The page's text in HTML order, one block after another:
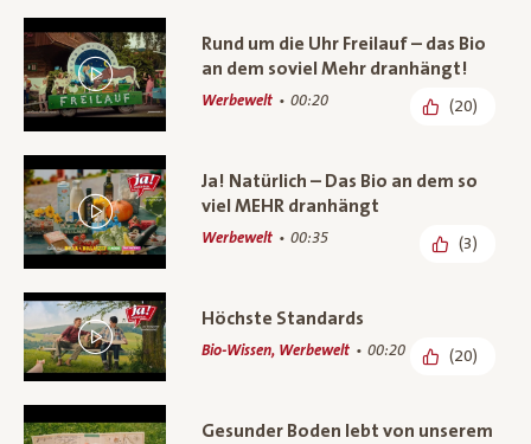
Rund um die Uhr Freilauf – das Bio
an dem soviel Mehr dranhängt!
Werbewelt 00:20 (20)
Ja! Natürlich – Das Bio an dem so
viel MEHR dranhängt
Werbewelt 00:35 (3)
Höchste Standards
Bio-Wissen, Werbewelt 00:20 (20)
Gesunder Boden lebt von unserem